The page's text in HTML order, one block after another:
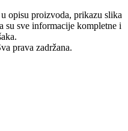
opisu proizvoda, prikazu slika
su sve informacije kompletne i
prava zadržana.